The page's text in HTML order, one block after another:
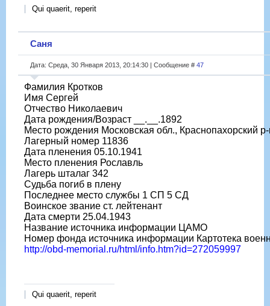
Qui quaerit, reperit
Саня
Дата: Среда, 30 Января 2013, 20:14:30 | Сообщение # 47
Фамилия Кротков
Имя Сергей
Отчество Николаевич
Дата рождения/Возраст __.__.1892
Место рождения Московская обл., Краснопахорский
Лагерный номер 11836
Дата пленения 05.10.1941
Место пленения Рославль
Лагерь шталаг 342
Судьба погиб в плену
Последнее место службы 1 СП 5 СД
Воинское звание ст. лейтенант
Дата смерти 25.04.1943
Название источника информации ЦАМО
Номер фонда источника информации Картотека
http://obd-memorial.ru/html/info.htm?id=272059997
Qui quaerit, reperit